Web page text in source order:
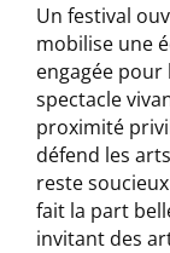
Un festival
mobilise une
engagée
spectacle
proximité
défend les
reste
fait la part
invitant des